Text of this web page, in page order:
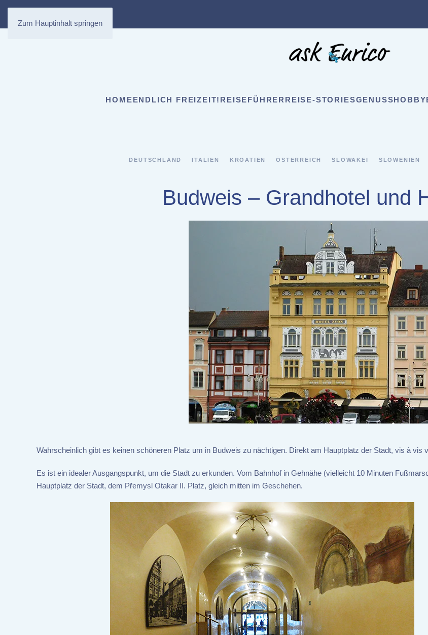
Zum Hauptinhalt springen
HOMEENDLICH FREIZEIT! REISEFÜHRER REISE-STORIESGENUSSHOBBY
DEUTSCHLAND ITALIEN KROATIEN ÖSTERREICH SLOWAKEI SLOWENIEN
Budweis – Grandhotel und
Wahrscheinlich gibt es keinen schöneren Platz um in Budweis zu nächtigen. Direkt am Hauptplatz der Stadt, vis à vis
Es ist ein idealer Ausgangspunkt, um die Stadt zu erkunden. Vom Bahnhof in Gehnähe (vielleicht 10 Minuten
Hauptplatz der Stadt, dem Přemysl Otakar II. Platz, gleich mitten im Geschehen.